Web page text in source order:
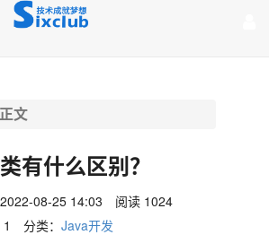
正文
有什么区别？
08-25 14:03
阅读 1024
1 分类：Java开发